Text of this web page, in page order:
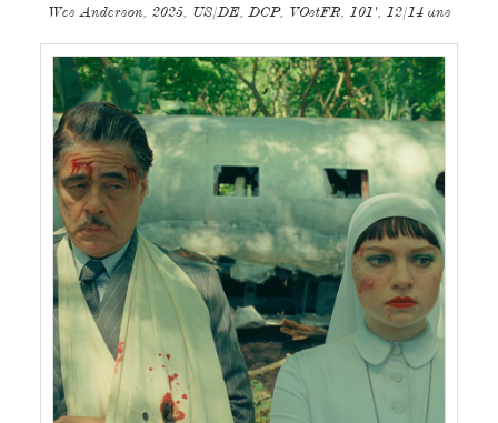
Wes Anderson, 2025, US/DE, DCP, VOstFR, 101', 12/14 ans